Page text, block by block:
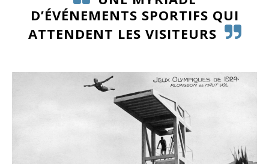
D’ÉVÉNEMENTS SPORTIFS QUI
ATTENDENT LES VISITEURS